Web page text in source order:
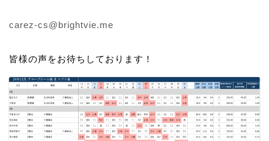
carez-cs@brightvie.me
皆様の声をお待ちしております！